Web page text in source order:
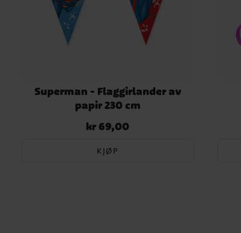
Superman - Flaggirlander av
papir 230 cm
Pris :kr 69,00
kr 69,00
KJØP